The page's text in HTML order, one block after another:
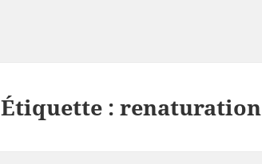
Étiquette :renaturation